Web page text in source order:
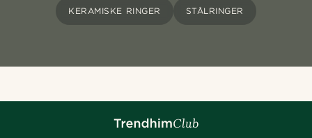
KERAMISKE RINGER STÅLRINGER